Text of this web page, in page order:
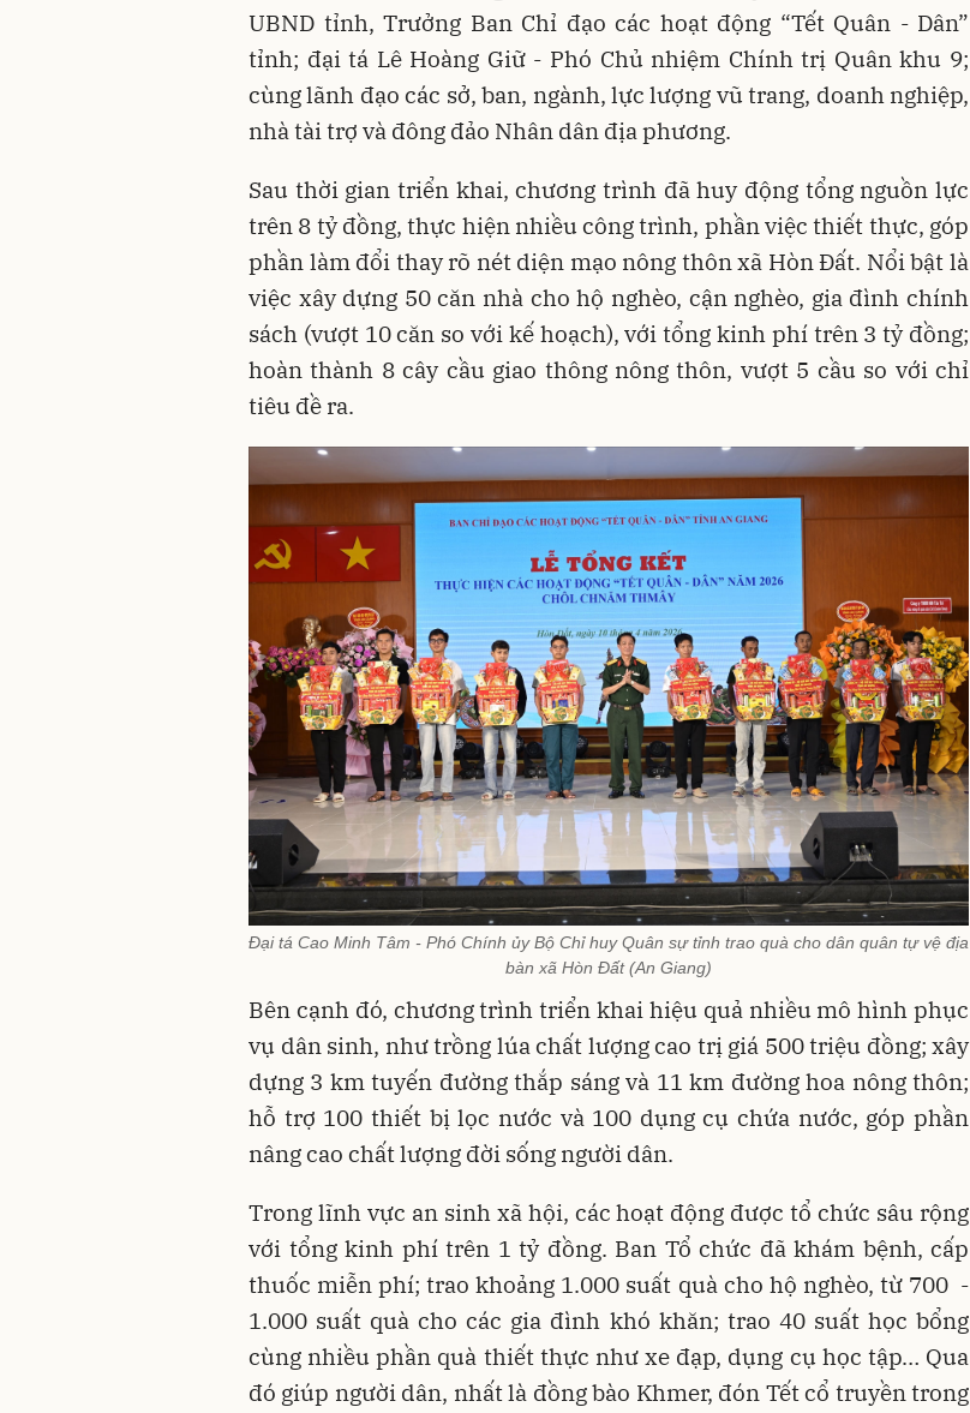
UBND tỉnh, Trưởng Ban Chỉ đạo các hoạt động “Tết Quân - Dân”
tỉnh; đại tá Lê Hoàng Giữ - Phó Chủ nhiệm Chính trị Quân khu 9;
cùng lãnh đạo các sở, ban, ngành, lực lượng vũ trang, doanh nghiệp,
nhà tài trợ và đông đảo Nhân dân địa phương.
Sau thời gian triển khai, chương trình đã huy động tổng nguồn lực
trên 8 tỷ đồng, thực hiện nhiều công trình, phần việc thiết thực, góp
phần làm đổi thay rõ nét diện mạo nông thôn xã Hòn Đất. Nổi bật là
việc xây dựng 50 căn nhà cho hộ nghèo, cận nghèo, gia đình chính
sách (vượt 10 căn so với kế hoạch), với tổng kinh phí trên 3 tỷ đồng;
hoàn thành 8 cây cầu giao thông nông thôn, vượt 5 cầu so với chỉ
tiêu đề ra.
Đại tá Cao Minh Tâm - Phó Chính ủy Bộ Chỉ huy Quân sự tỉnh trao quà cho dân quân tự vệ địa
bàn xã Hòn Đất (An Giang)
Bên cạnh đó, chương trình triển khai hiệu quả nhiều mô hình phục
vụ dân sinh, như trồng lúa chất lượng cao trị giá 500 triệu đồng; xây
dựng 3 km tuyến đường thắp sáng và 11 km đường hoa nông thôn;
hỗ trợ 100 thiết bị lọc nước và 100 dụng cụ chứa nước, góp phần
nâng cao chất lượng đời sống người dân.
Trong lĩnh vực an sinh xã hội, các hoạt động được tổ chức sâu rộng
với tổng kinh phí trên 1 tỷ đồng. Ban Tổ chức đã khám bệnh, cấp
thuốc miễn phí; trao khoảng 1.000 suất quà cho hộ nghèo, từ 700 -
1.000 suất quà cho các gia đình khó khăn; trao 40 suất học bổng
cùng nhiều phần quà thiết thực như xe đạp, dụng cụ học tập… Qua
đó giúp người dân, nhất là đồng bào Khmer, đón Tết cổ truyền trong